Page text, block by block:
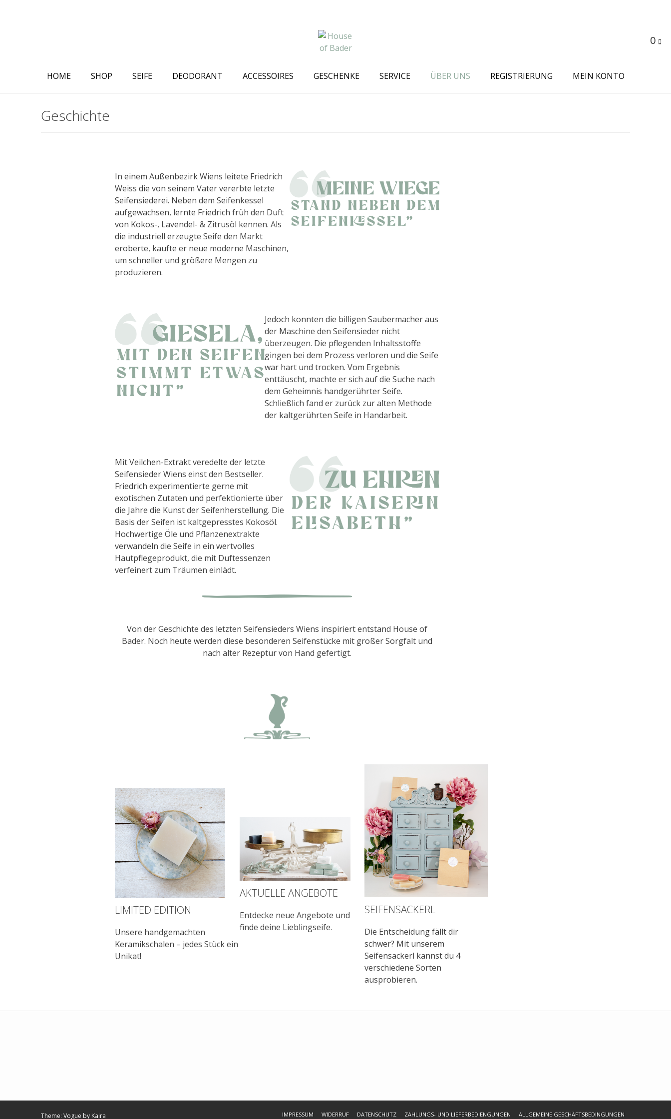
0
HOME SHOP SEIFE DEODORANT ACCESSOIRES GESCHENKE SERVICE ÜBER UNS REGISTRIERUNG MEIN KONTO
Geschichte
In einem Außenbezirk Wiens leitete Friedrich
Weiss die von seinem Vater vererbte letzte
Seifensiederei. Neben dem Seifenkessel
aufgewachsen, lernte Friedrich früh den Duft
von Kokos-, Lavendel- & Zitrusöl kennen. Als
die industriell erzeugte Seife den Markt
eroberte, kaufte er neue moderne Maschinen,
um schneller und größere Mengen zu
produzieren.
Jedoch konnten die billigen Saubermacher aus
der Maschine den Seifensieder nicht
überzeugen. Die pflegenden Inhaltsstoffe
gingen bei dem Prozess verloren und die Seife
war hart und trocken. Vom Ergebnis
enttäuscht, machte er sich auf die Suche nach
dem Geheimnis handgerührter Seife.
Schließlich fand er zurück zur alten Methode
der kaltgerührten Seife in Handarbeit.
Mit Veilchen-Extrakt veredelte der letzte
Seifensieder Wiens einst den Bestseller.
Friedrich experimentierte gerne mit
exotischen Zutaten und perfektionierte über
die Jahre die Kunst der Seifenherstellung. Die
Basis der Seifen ist kaltgepresstes Kokosöl.
Hochwertige Öle und Pflanzenextrakte
verwandeln die Seife in ein wertvolles
Hautpflegeprodukt, die mit Duftessenzen
verfeinert zum Träumen einlädt.
Von der Geschichte des letzten Seifensieders Wiens inspiriert entstand House of
Bader. Noch heute werden diese besonderen Seifenstücke mit großer Sorgfalt und
nach alter Rezeptur von Hand gefertigt.
LIMITED EDITION
Unsere handgemachten
Keramikschalen – jedes Stück ein
Unikat!
AKTUELLE ANGEBOTE
Entdecke neue Angebote und
finde deine Lieblingseife.
SEIFENSACKERL
Die Entscheidung fällt dir
schwer? Mit unserem
Seifensackerl kannst du 4
verschiedene Sorten
ausprobieren.
Theme: Vogue by Kaira IMPRESSUM WIDERRUF DATENSCHUTZ ZAHLUNGS- UND LIEFERBEDIENGUNGEN ALLGEMEINE GESCHÄFTSBEDINGUNGEN